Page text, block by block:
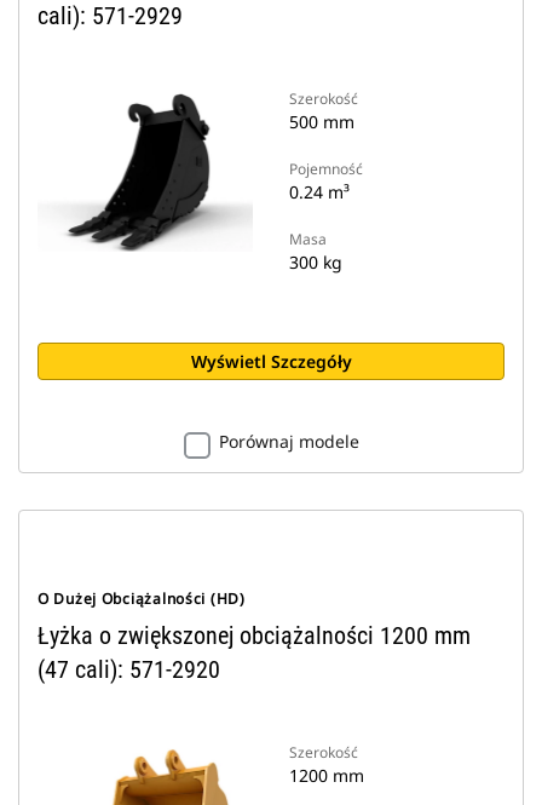
cali): 571-2929
Szerokość
500 mm
Pojemność
0.24 m³
Masa
300 kg
Wyświetl Szczegóły
Porównaj modele
O Dużej Obciążalności (HD)
Łyżka o zwiększonej obciążalności 1200 mm
(47 cali): 571-2920
Szerokość
1200 mm